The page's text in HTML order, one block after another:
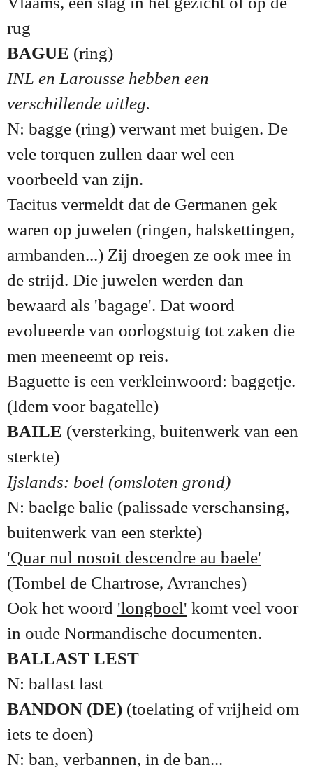
rug
BAGUE (ring)
INL en Larousse hebben een
verschillende uitleg.
N: bagge (ring) verwant met buigen. De
vele torquen zullen daar wel een
voorbeeld van zijn.
Tacitus vermeldt dat de Germanen gek
waren op juwelen (ringen, halskettingen,
armbanden...) Zij droegen ze ook mee in
de strijd. Die juwelen werden dan
bewaard als 'bagage'. Dat woord
evolueerde van oorlogstuig tot zaken die
men meeneemt op reis.
Baguette is een verkleinwoord: baggetje.
(Idem voor bagatelle)
BAILE (versterking, buitenwerk van een
sterkte)
Ijslands: boel (omsloten grond)
N: baelge balie (palissade verschansing,
buitenwerk van een sterkte)
'Quar nul nosoit descendre au baele'
(Tombel de Chartrose, Avranches)
Ook het woord 'longboel' komt veel voor
in oude Normandische documenten.
BALLAST LEST
N: ballast last
BANDON (DE) (toelating of vrijheid om
iets te doen)
N: ban, verbannen, in de ban...